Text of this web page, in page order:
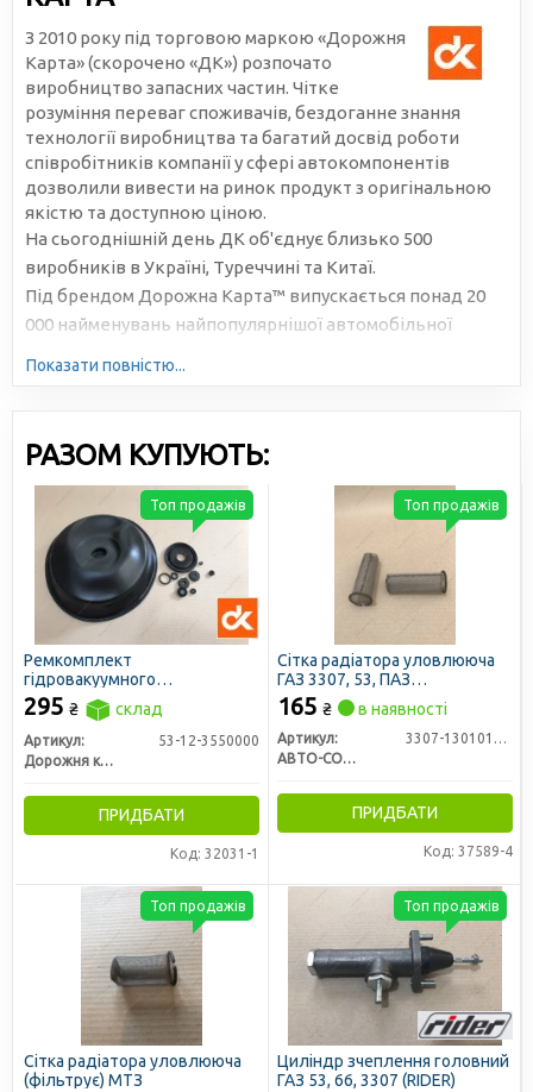
З 2010 року під торговою маркою «Дорожня
Карта» (скорочено «ДК») розпочато
виробництво запасних частин. Чітке
розуміння переваг споживачів, бездоганне знання
технології виробництва та багатий досвід роботи
співробітників компанії у сфері автокомпонентів
дозволили вивести на ринок продукт з оригінальною
якістю та доступною ціною.
На сьогоднішній день ДК об'єднує близько 500
виробників в Україні, Туреччині та Китаї.
Під брендом Дорожна Карта™ випускається понад 20
000 найменувань найпопулярнішої автомобільної
Показати повністю...
РАЗОМ КУПУЮТЬ:
Ремкомплект
гідровакуумного
підсилювача ГАЗ 53, 3307 (на
гідровакуум ДК, мембрана
без отвору) (ДК)
295 ₴ склад
Артикул:
53-12-3550000
Дорожня карта
ПРИДБАТИ
Код: 32031-1
Топ продажів
Сітка радіатора уловлююча
ГАЗ 3307, 53, ПАЗ
(фільтруюча)
165 ₴ в наявності
Артикул:
3307-1301010-55
АВТО-СОЮЗ 88
ПРИДБАТИ
Код: 37589-4
Топ продажів
Сітка радіатора уловлююча
(фільтрує) МТЗ
Топ продажів
Циліндр зчеплення головний
ГАЗ 53, 66, 3307 (RIDER)
Топ продажів